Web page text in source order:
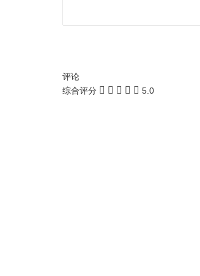
评论
综合评分
5.0